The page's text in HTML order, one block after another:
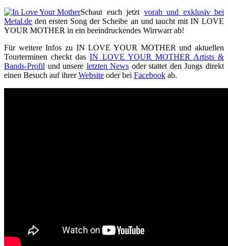
Schaut euch jetzt vorab und exklusiv bei
Metal.de den ersten Song der Scheibe an und taucht mit IN LOVE
YOUR MOTHER in ein beeindruckendes Wirrwarr ab!
Für weitere Infos zu IN LOVE YOUR MOTHER und aktuellen
Tourterminen checkt dasIN LOVE YOUR MOTHER Artists &
Bands-Profil und unsere letzten News oder stattet den Jungs direkt
einen Besuch auf ihrerWebsite oder bei Facebook ab.